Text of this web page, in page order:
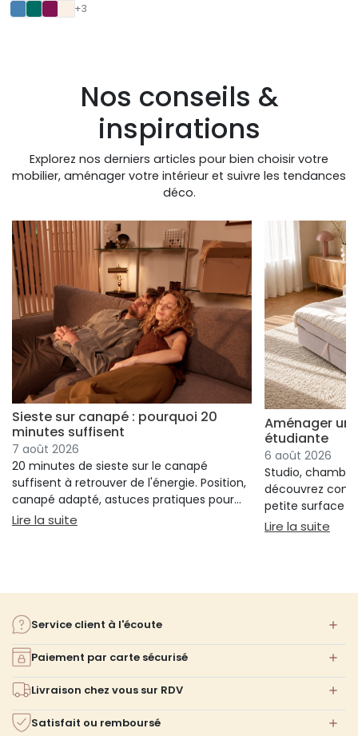
+3
Nos conseils &
inspirations
Explorez nos derniers articles pour bien choisir votre
mobilier, aménager votre intérieur et suivre les tendances
déco.
Sieste sur canapé : pourquoi 20
minutes suffisent
7 août 2026
20 minutes de sieste sur le canapé
suffisent à retrouver de l'énergie. Position,
canapé adapté, astuces pratiques pour
bien s'installer.
Lire la suite : Sieste sur canapé : pourquoi 20 minutes
Aménager un
étudiante
6 août 2026
Studio,
découvrez
petite surface à
confort ni
Lire la suite
Service client à l'écoute
Paiement par carte sécurisé
Livraison chez vous sur RDV
Satisfait ou remboursé